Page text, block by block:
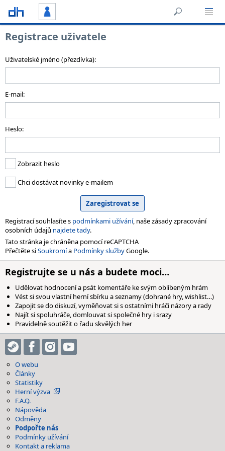
Registrace uživatele
Uživatelské jméno (přezdívka):
E-mail:
Heslo:
Zobrazit heslo
Chci dostávat novinky e-mailem
Registrací souhlasíte s podmínkami užívání, naše zásady zpracování
osobních údajů najdete tady.
Tato stránka je chráněna pomocí reCAPTCHA
Přečtěte siSoukromía Podmínky službyGoogle.
Registrujte se u nás a budete moci…
Udělovat hodnocení a psát komentáře ke svým oblíbeným hrám
Vést si svou vlastní herní sbírku a seznamy (dohrané hry, wishlist…)
Zapojit se do diskuzí, vyměňovat si s ostatními hráči názory a rady
Najít si spoluhráče, domlouvat si společné hry i srazy
Pravidelně soutěžit o řadu skvělých her
O webu
Články
Statistiky
Herní výzva
F.A.Q.
Nápověda
Odměny
Podpořte nás
Podmínky užívání
Kontakt a reklama